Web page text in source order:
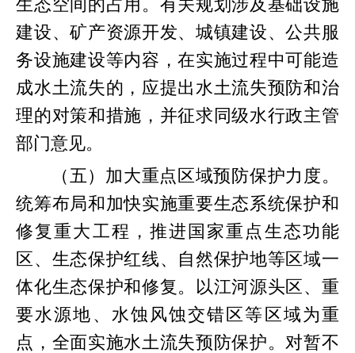
生态空间的占用。有关规划涉及基础设施
建设、矿产资源开发、城镇建设、公共服
务设施建设等内容，在实施过程中可能造
成水土流失的，应提出水土流失预防和治
理的对策和措施，并征求同级水行政主管
部门意见。
（五）加大重点区域预防保护力度。
统筹布局和加快实施重要生态系统保护和
修复重大工程，推进国家重点生态功能
区、生态保护红线、自然保护地等区域一
体化生态保护和修复。以江河源头区、重
要水源地、水蚀风蚀交错区等区域为重
点，全面实施水土流失预防保护。对暂不